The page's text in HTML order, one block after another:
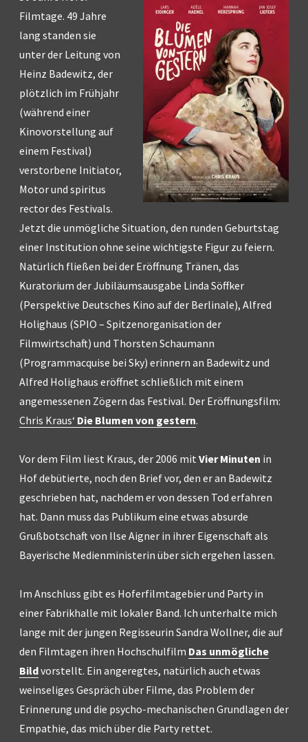
Filmtage. 49 Jahre
lang standen sie
unter der Leitung von
Heinz Badewitz, der
plötzlich im Frühjahr
(während einer
Kinovorstellung auf
einem Festival)
verstorbene Initiator,
Motor und spiritus
rector des Festivals.
Jetzt die unmögliche Situation, den runden Geburtstag
einer Institution ohne seine wichtigste Figur zu feiern.
Natürlich fließen bei der Eröffnung Tränen, das
Kuratorium der Jubiläumsausgabe Linda Söffker
(Perspektive Deutsches Kino auf der Berlinale), Alfred
Holighaus (SPIO – Spitzenorganisation der
Filmwirtschaft) und Thorsten Schaumann
(Programmacquise bei Sky) erinnern an Badewitz und
Alfred Holighaus eröffnet schließlich mit einem
angemessenen Zögern das Festival. Der Eröffnungsfilm:
Chris Kraus‘ Die Blumen von gestern.
Vor dem Film liest Kraus, der 2006 mit Vier Minuten in
Hof debütierte, noch den Brief vor, den er an Badewitz
geschrieben hat, nachdem er von dessen Tod erfahren
hat. Dann muss das Publikum eine etwas absurde
Grußbotschaft von Ilse Aigner in ihrer Eigenschaft als
Bayerische Medienministerin über sich ergehen lassen.
Im Anschluss gibt es Hoferfilmtagebier und Party in
einer Fabrikhalle mit lokaler Band. Ich unterhalte mich
lange mit der jungen Regisseurin Sandra Wollner, die auf
den Filmtagen ihren Hochschulfilm Das unmögliche
Bildvorstellt. Ein angeregtes, natürlich auch etwas
weinseliges Gespräch über Filme, das Problem der
Erinnerung und die psycho-mechanischen Grundlagen der
Empathie, das mich über die Party rettet.